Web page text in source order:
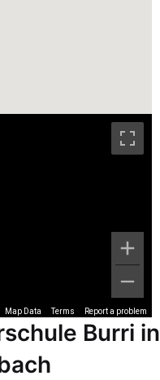
Map Data Terms Report a problem
Burri in